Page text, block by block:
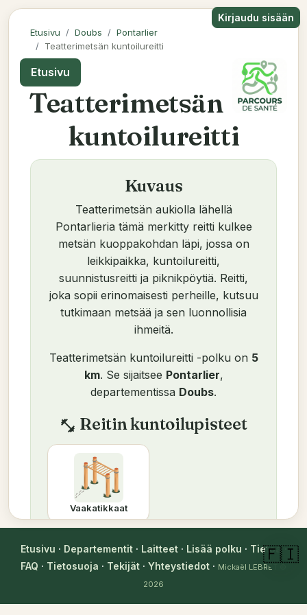
Kirjaudu sisään
Etusivu Doubs
Pontarlier
Teatterimetsän kuntoilureitti
Etusivu
Teatterimetsän
kuntoilureitti
Kuvaus
Teatterimetsän aukiolla lähellä
Pontarlieria tämä merkitty reitti kulkee
metsän kuoppakohdan läpi, jossa on
leikkipaikka, kuntoilureitti,
suunnistusreitti ja piknikpöytiä. Reitti,
joka sopii erinomaisesti perheille, kutsuu
tutkimaan metsää ja sen luonnollisia
ihmeitä.
Teatterimetsän kuntoilureitti -polku on 5
km. Se sijaitsee Pontarlier,
departementissa Doubs.
fitness_center Reitin kuntoilupisteet
Vaakatikkaat
format_list_numberedKuntoilupisteet reitin
järjestyksessä
Tässä on täydellinen harjoitus paikan
Etusivu · Departementit· Laitteet· Lisää polku · Tietoa·
FAQ · Tietosuoja · Tekijät · Yhteystiedot · Mickaël LEBRET
2026
🇫🇮